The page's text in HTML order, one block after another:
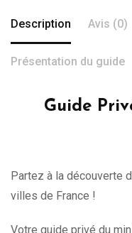
Description Avis (0)
Présentation du guide
Guide
Partez à la découverte
villes de France !
Votre guide privé du